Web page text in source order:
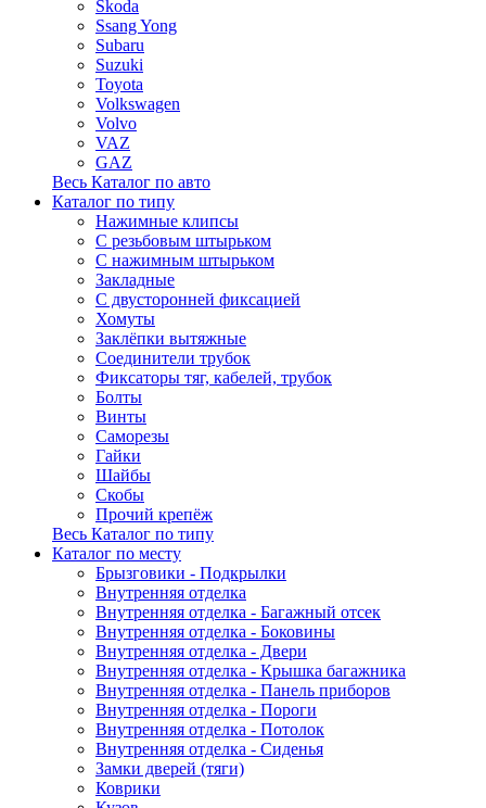
Skoda
Ssang Yong
Subaru
Suzuki
Toyota
Volkswagen
Volvo
VAZ
GAZ
Весь Каталог по авто
Каталог по типу
Нажимные клипсы
С резьбовым штырьком
С нажимным штырьком
Закладные
С двусторонней фиксацией
Хомуты
Заклёпки вытяжные
Соединители трубок
Фиксаторы тяг, кабелей, трубок
Болты
Винты
Саморезы
Гайки
Шайбы
Скобы
Прочий крепёж
Весь Каталог по типу
Каталог по месту
Брызговики - Подкрылки
Внутренняя отделка
Внутренняя отделка - Багажный отсек
Внутренняя отделка - Боковины
Внутренняя отделка - Двери
Внутренняя отделка - Крышка багажника
Внутренняя отделка - Панель приборов
Внутренняя отделка - Пороги
Внутренняя отделка - Потолок
Внутренняя отделка - Сиденья
Замки дверей (тяги)
Коврики